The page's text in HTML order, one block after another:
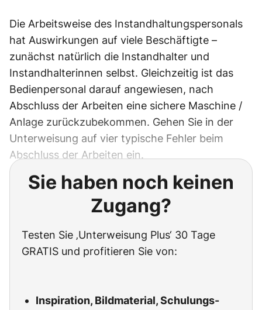
Die Arbeitsweise des Instandhaltungspersonals
hat Auswirkungen auf viele Beschäftigte –
zunächst natürlich die Instandhalter und
Instandhalterinnen selbst. Gleichzeitig ist das
Bedienpersonal darauf angewiesen, nach
Abschluss der Arbeiten eine sichere Maschine /
Anlage zurückzubekommen. Gehen Sie in der
Unterweisung auf vier typische Fehler beim
Abschluss der Arbeiten ein.
Sie haben noch keinen
Zugang?
Testen Sie ‚Unterweisung Plus‘ 30 Tage
GRATIS und profitieren Sie von:
Inspiration, Bildmaterial, Schulungs-